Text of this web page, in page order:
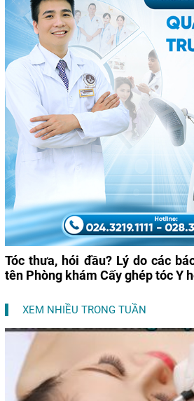
Tóc thưa, hói đầu? Lý do các
tên Phòng khám Cấy ghép tóc Y
XEM NHIỀU TRONG TUẦN